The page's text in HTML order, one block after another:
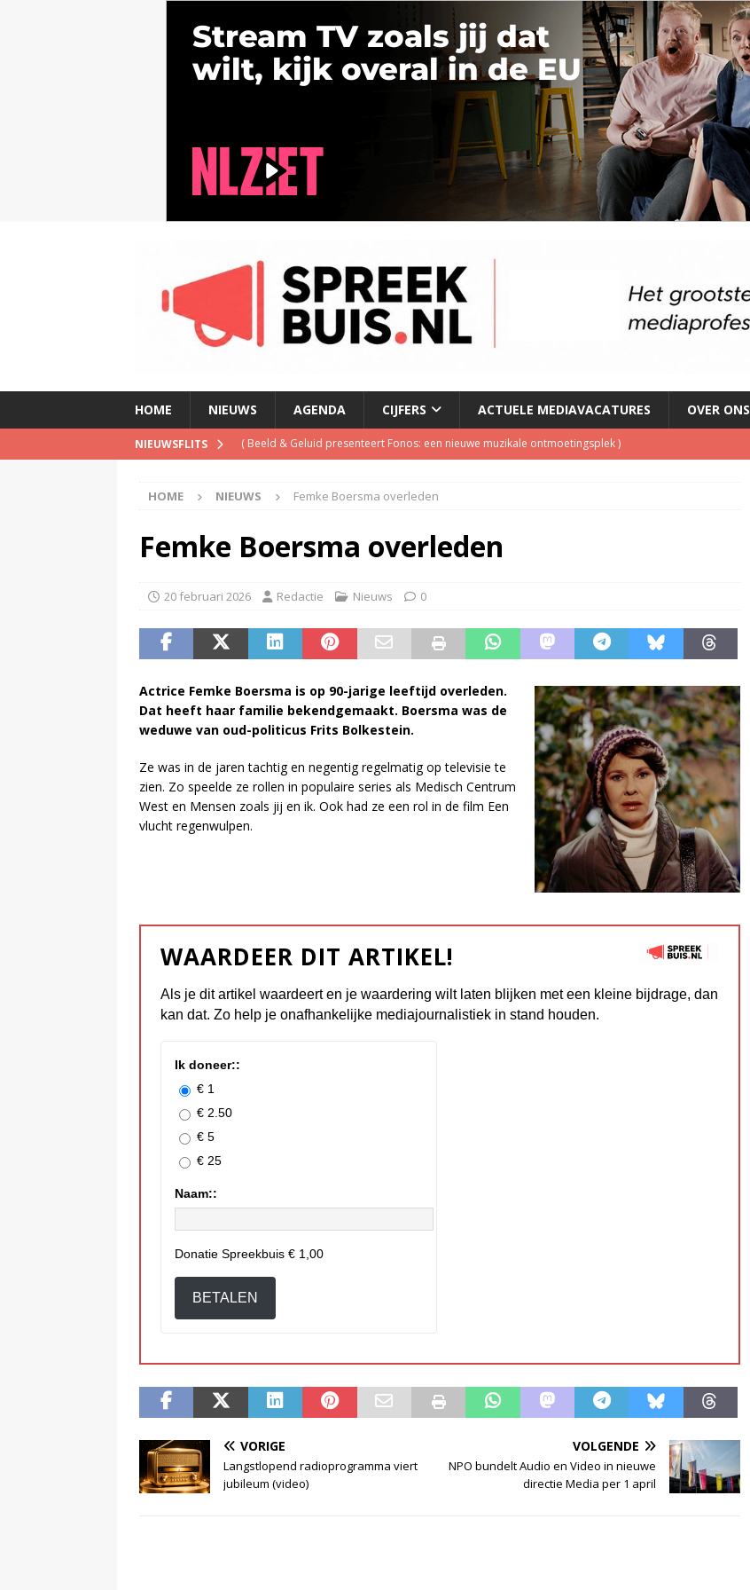
HOME NIEUWS AGENDA CIJFERS ACTUELE MEDIAVACATURES OVER ONS
NIEUWSFLITS ( Beeld & Geluid presenteert Fonos: een nieuwe muzikale ontmoetingsplek)
(Disney overweegt gratis streamingkanalen
(NPO-manager Menno de Boer geschorst na dickpic in groepsapp
HOME NIEUWS Femke Boersma overleden
Femke Boersma overleden
20 februari 2026 Redactie Nieuws 0
Actrice Femke Boersma is op 90-jarige leeftijd overleden.
Dat heeft haar familie bekendgemaakt. Boersma was de
weduwe van oud-politicus Frits Bolkestein.
Ze was in de jaren tachtig en negentig regelmatig op televisie te
zien. Zo speelde ze rollen in populaire series als Medisch Centrum
West en Mensen zoals jij en ik. Ook had ze een rol in de film Een
vlucht regenwulpen.
WAARDEER DIT ARTIKEL!
Als je dit artikel waardeert en je waardering wilt laten blijken met een kleine bijdrage, dan
kan dat. Zo help je onafhankelijke mediajournalistiek in stand houden.
Ik doneer::
€ 1
€ 2.50
€ 5
€ 25
Naam::
Donatie Spreekbuis € 1,00
BETALEN
VORIGE
Langstlopend radioprogramma viert
jubileum (video)
VOLGENDE
NPO bundelt Audio en Video in nieuwe
directie Media per 1 april